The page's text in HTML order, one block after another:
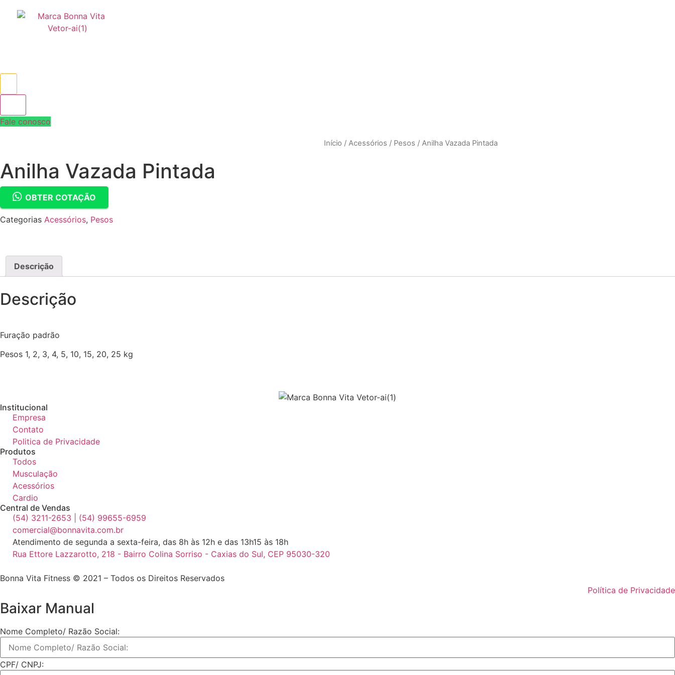
Products
Fale conosco
Início /Acessórios / Pesos / Anilha Vazada Pintada
Anilha Vazada Pintada
OBTER COTAÇÃO
Categorias Acessórios, Pesos
Descrição
Descrição
Furação padrão
Pesos 1, 2, 3, 4, 5, 10, 15, 20, 25 kg
Institucional
Empresa
Contato
Politica de Privacidade
Produtos
Todos
Musculação
Acessórios
Cardio
Central de Vendas
(54) 3211-2653 | (54) 99655-6959
comercial@bonnavita.com.br
Atendimento de segunda a sexta-feira, das 8h às 12h e das 13h15 às 18h
Rua Ettore Lazzarotto, 218 - Bairro Colina Sorriso - Caxias do Sul, CEP 95030-320
Bonna Vita Fitness © 2021 – Todos os Direitos Reservados
Política de Privacidade
Baixar Manual
Nome Completo/ Razão Social:
CPF/ CNPJ: